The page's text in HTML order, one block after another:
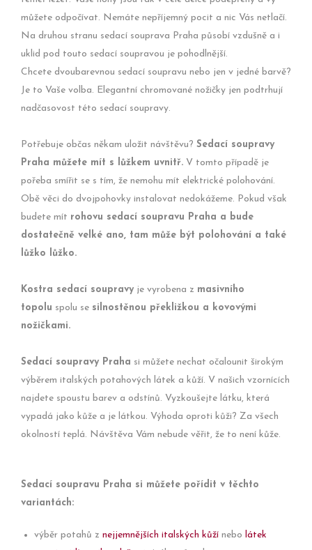
můžete odpočívat. Nemáte nepříjemný pocit a nic Vás netlačí.
Na druhou stranu sedací souprava Praha působí vzdušně a i
uklid pod touto sedací soupravou je pohodlnější.
Chcete dvoubarevnou sedací soupravu nebo jen v jedné barvě?
Je to Vaše volba. Elegantní chromované nožičky jen podtrhují
nadčasovost této sedací soupravy.
Potřebuje občas někam uložit návštěvu? Sedací soupravy
Praha můžete mít s lůžkem uvnitř. V tomto případě je
pořeba smířit se s tím, že nemohu mít elektrické polohování.
Obě věci do dvojpohovky instalovat nedokážeme. Pokud však
budete mít rohovu sedací soupravu Praha a bude
dostatečně velké ano, tam může být polohování a také
lůžko lůžko.
Kostra sedací soupravy je vyrobena z masivního
topolu spolu se silnostěnou překližkou a kovovými
nožičkami.
Sedací soupravy Praha si můžete nechat očalounit širokým
výběrem italských potahových látek a kůží. V našich vzornících
najdete spoustu barev a odstínů. Vyzkoušejte látku, která
vypadá jako kůže a je látkou. Výhoda oproti kůži? Za všech
okolností teplá. Návštěva Vám nebude věřit, že to není kůže.
Sedací soupravu Praha si můžete pořídit v těchto
variantách:
výběr potahů z nejjemnějších italských kůží nebo látek